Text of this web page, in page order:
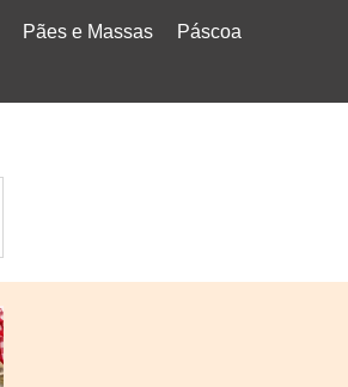
Pães e Massas
Páscoa